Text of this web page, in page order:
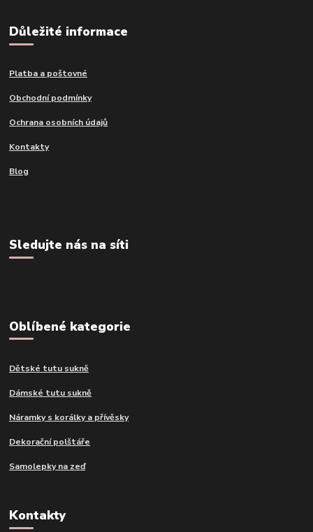
Důležité informace
Platba a poštovné
Obchodní podmínky
Ochrana osobních údajů
Kontakty
Blog
Sledujte nás na síti
Oblíbené kategorie
Dětské tutu sukně
Dámské tutu sukně
Náramky s korálky a přívěsky
Dekorační polštáře
Samolepky na zeď
Kontakty